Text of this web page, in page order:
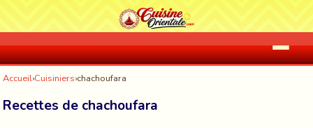
Accueil›Cuisiniers›chachoufara
Recettes de chachoufara